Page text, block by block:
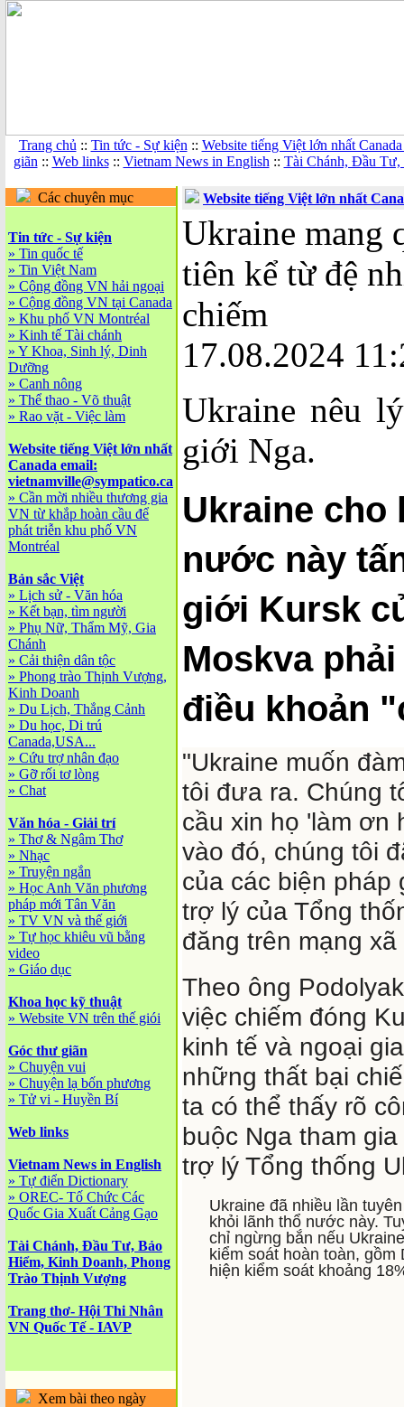
Trang chủ :: Tin tức - Sự kiện :: Website tiếng Việt lớn nhất
giãn :: Web links:: Vietnam News in English :: Tài Chánh, Đầu Tư,
Các chuyên mục
Tin tức - Sự kiện
» Tin quốc tế
» Tin Việt Nam
» Cộng đồng VN hải ngoại
» Cộng đồng VN tại Canada
» Khu phố VN Montréal
» Kinh tế Tài chánh
» Y Khoa, Sinh lý, Dinh
Dưỡng
» Canh nông
» Thể thao - Võ thuật
» Rao vặt - Việc làm
Website tiếng Việt lớn nhất
Canada email:
vietnamville@sympatico.ca
» Cần mời nhiều thương gia
VN từ khắp hoàn cầu để
phát triễn khu phố VN
Montréal
Bản sắc Việt
» Lịch sử - Văn hóa
» Kết bạn, tìm người
» Phụ Nữ, Thẩm Mỹ, Gia
Chánh
» Cải thiện dân tộc
» Phong trào Thịnh Vượng,
Kinh Doanh
» Du Lịch, Thắng Cảnh
» Du học, Di trú
Canada,USA...
» Cứu trợ nhân đạo
» Gỡ rối tơ lòng
» Chat
Văn hóa - Giải trí
» Thơ & Ngâm Thơ
» Nhạc
» Truyện ngắn
» Học Anh Văn phương
pháp mới Tân Văn
» TV VN và thế giới
» Tự học khiêu vũ bằng
video
» Giáo dục
Khoa học kỹ thuật
» Website VN trên thế giói
Góc thư giãn
» Chuyện vui
» Chuyện lạ bốn phương
» Tử vi - Huyền Bí
Web links
Vietnam News in English
» Tự điển Dictionary
» OREC- Tố Chức Các
Quốc Gia Xuất Cảng Gạo
Tài Chánh, Đầu Tư, Bảo
Hiểm, Kinh Doanh, Phong
Trào Thịnh Vượng
Trang thơ- Hội Thi Nhân
VN Quốc Tế - IAVP
Xem bài theo ngày
Website tiếng Việt lớn nhất
Ukraine mang
tiên kể từ đệ
chiếm
17.08.2024
Ukraine nêu
giới Nga.
Ukraine
nước này
giới Kursk
Moskva
điều khoản
"Ukraine muốn
tôi đưa ra. Chúng
cầu xin họ 'làm ơn
vào đó, chúng tôi
của các biện pháp
trợ lý của Tổng
đăng trên mạng
Theo ông
việc chiếm đóng
kinh tế và ngoại
những thất bại
ta có thể thấy rõ
buộc Nga tham
trợ lý Tổng thống
Ukraine đã nhiều lần
khỏi lãnh thổ nước này.
chỉ ngừng bắn nếu
kiểm soát hoàn toàn,
hiện kiểm soát khoảng